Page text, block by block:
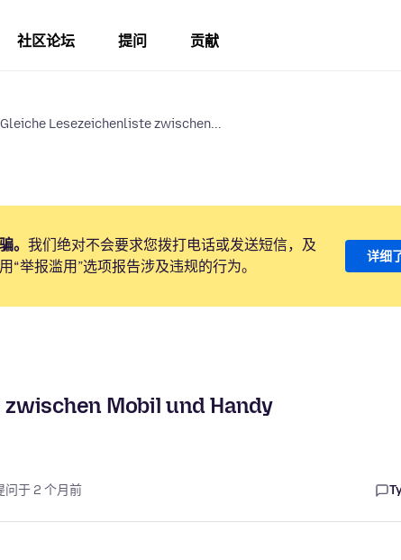
社区论坛 提问 贡献
Gleiche Lesezeichenliste zwischen...
。 我们绝对不会要求您拨打电话或发送短信，及
“举报滥用”选项报告涉及违规的行为。
详细
Mobil und Handy
问于 2 个月前